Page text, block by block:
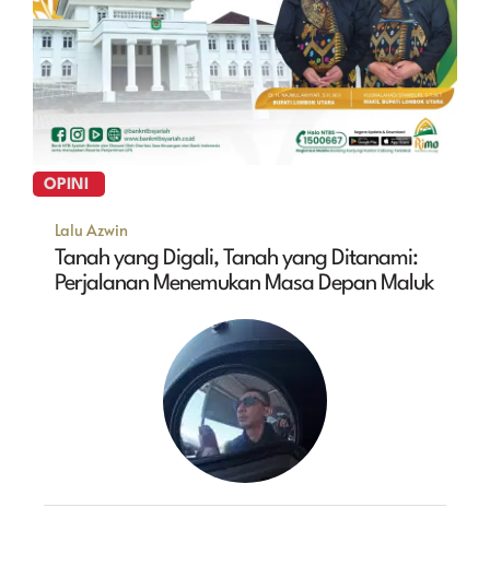
OPINI
Lalu Azwin
Tanah yang Digali, Tanah yang Ditanami:
Perjalanan Menemukan Masa Depan Maluk